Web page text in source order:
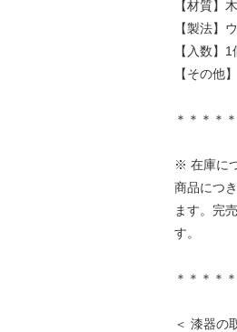
【材質】
【製法】
【入数】1
【その他】
＊＊＊＊
※ 在庫に
商品につ
ます。完
す。
＊＊＊＊
＜ 漆器の